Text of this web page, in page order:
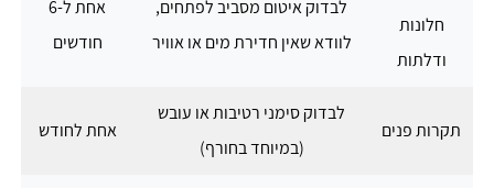
חלונות
ודלתות
לבדוק איטום מסביב לפתחים,
לוודא שאין חדירת מים או אוויר
אחת ל-6
חודשים
תקרות פנים
לבדוק סימני רטיבות או עובש
(במיוחד בחורף)
אחת לחודש